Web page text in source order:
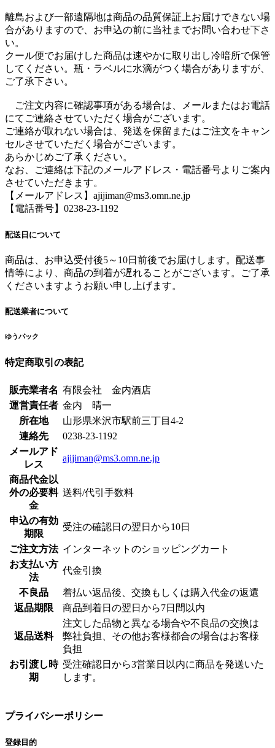
離島および一部遠隔地は商品の品質保証上お届けできない場
合がありますので、お申込の前に当社までお問い合わせ下さ
い。
クール便でお届けした商品は速やかに取り出し冷暗所で保管
してください。瓶・ラベルに水滴がつく場合がありますが、
ご了承下さい。
ご注文内容に確認事項がある場合は、メールまたはお電話
にてご連絡させていただく場合がございます。
ご連絡が取れない場合は、発送を保留またはご注文をキャン
セルさせていただく場合がございます。
あらかじめご了承ください。
なお、ご連絡は下記のメールアドレス・電話番号よりご案内
させていただきます。
【メールアドレス】ajijiman@ms3.omn.ne.jp
【電話番号】0238-23-1192
配送日について
商品は、お申込受付後5～10日前後でお届けします。配送事
情等により、商品の到着が遅れることがございます。ご了承
くださいますようお願い申し上げます。
配送業者について
ゆうパック
特定商取引の表記
販売業者名 有限会社 金内酒店
運営責任者 金内 晴一
所在地
山形県米沢市駅前三丁目4-2
連絡先
0238-23-1192
メールアド
レス
ajijiman@ms3.omn.ne.jp
商品代金以
外の必要料
金
送料/代引手数料
申込の有効
期限
受注の確認日の翌日から10日
ご注文方法 インターネットのショッピングカート
お支払い方
法
代金引換
不良品
着払い返品後、交換もしくは購入代金の返還
返品期限
商品到着日の翌日から7日間以内
返品送料
注文した品物と異なる場合や不良品の交換は
弊社負担、その他お客様都合の場合はお客様
負担
お引渡し時
期
受注確認日から3営業日以内に商品を発送いた
します。
プライバシーポリシー
登録目的